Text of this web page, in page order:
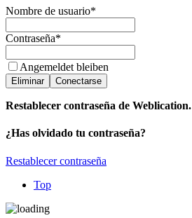
Nombre de usuario*
Contraseña*
Angemeldet bleiben
Eliminar Conectarse
Restablecer contraseña de Weblication.
¿Has olvidado tu contraseña?
Restablecer contraseña
Top